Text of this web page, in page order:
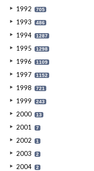
1992 705
1993 486
1994 1287
1995 1298
1996 1109
1997 1152
1998 721
1999 243
2000 13
2001 7
2002 1
2003 2
2004 2